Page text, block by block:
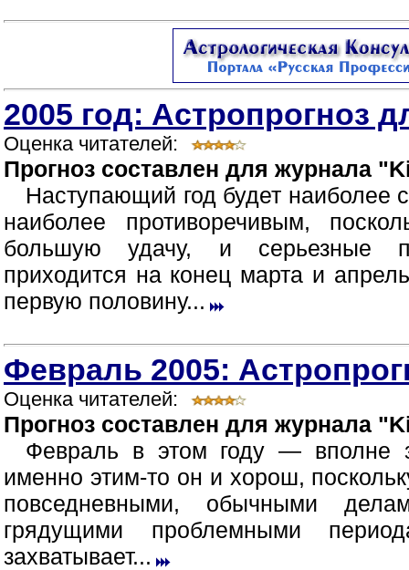
2005 год: Астропрогноз
Оценка читателей:
Прогноз составлен для журнала
Наступающий год будет наиболее
наиболее противоречивым,
большую удачу, и серьезные
приходится на конец марта и
первую половину...
Февраль 2005:
Оценка читателей:
Прогноз составлен для журнала
Февраль в этом году — вполне
именно этим-то он и хорош,
повседневными, обычными
грядущими проблемными
захватывает...